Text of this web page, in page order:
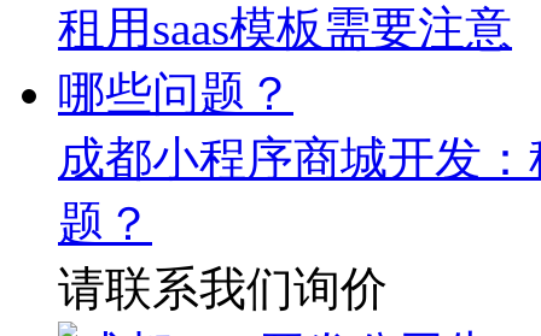
成都小程序商城开发
题？
请联系我们询价